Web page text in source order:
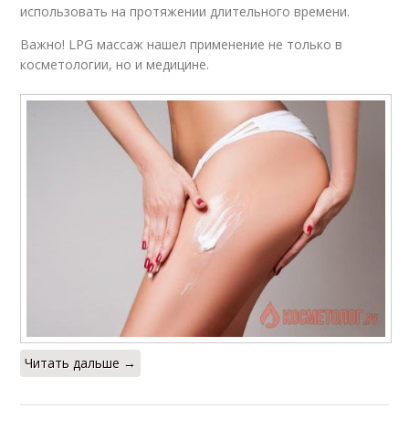
использовать на протяжении длительного времени.
Важно! LPG массаж нашел применение не только в
косметологии, но и медицине.
Читать дальше →